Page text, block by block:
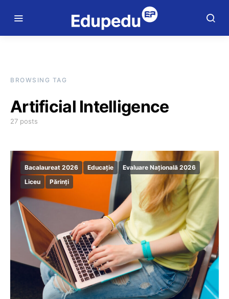
BROWSING TAG
Artificial Intelligence
27 posts
Bacalaureat 2026 Educație
Evaluare Națională 2026
Liceu
Părinți